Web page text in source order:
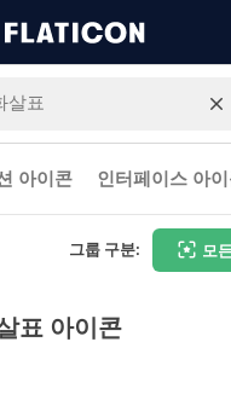
아이콘 인터페이스 아
그룹 구분: 모
표 아이콘